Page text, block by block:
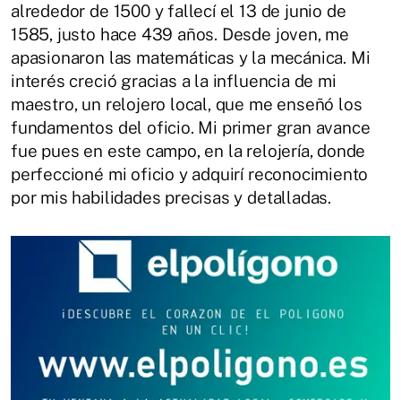
alrededor de 1500 y fallecí el 13 de junio de
1585, justo hace 439 años. Desde joven, me
apasionaron las matemáticas y la mecánica. Mi
interés creció gracias a la influencia de mi
maestro, un relojero local, que me enseñó los
fundamentos del oficio. Mi primer gran avance
fue pues en este campo, en la relojería, donde
perfeccioné mi oficio y adquirí reconocimiento
por mis habilidades precisas y detalladas.